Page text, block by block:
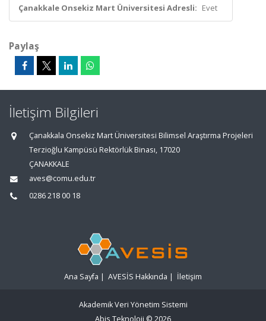
Çanakkale Onsekiz Mart Üniversitesi Adresli: Evet
Paylaş
İletişim Bilgileri
Çanakkala Onsekiz Mart Üniversitesi Bilimsel Araştırma Projeleri
Terzioğlu Kampüsü Rektörlük Binası, 17020
ÇANAKKALE
aves@comu.edu.tr
0286 218 00 18
Ana Sayfa | AVESİS Hakkında | İletişim
Akademik Veri Yönetim Sistemi
Abis Teknoloji © 2026